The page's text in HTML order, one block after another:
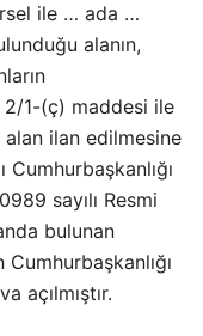
ile … ada …
alanın,
2/1-(ç) maddesi ile
ilan edilmesine
sayılı Resmi
bulunan
açılmıştır.